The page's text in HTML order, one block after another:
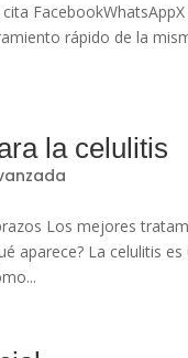
rápido de la
la celulitis
Los mejores
aparece? La celulitis